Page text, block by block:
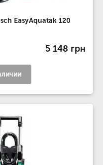
EasyAquatak 120
5 148 грн